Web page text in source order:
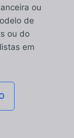
ou
de
ou do
em